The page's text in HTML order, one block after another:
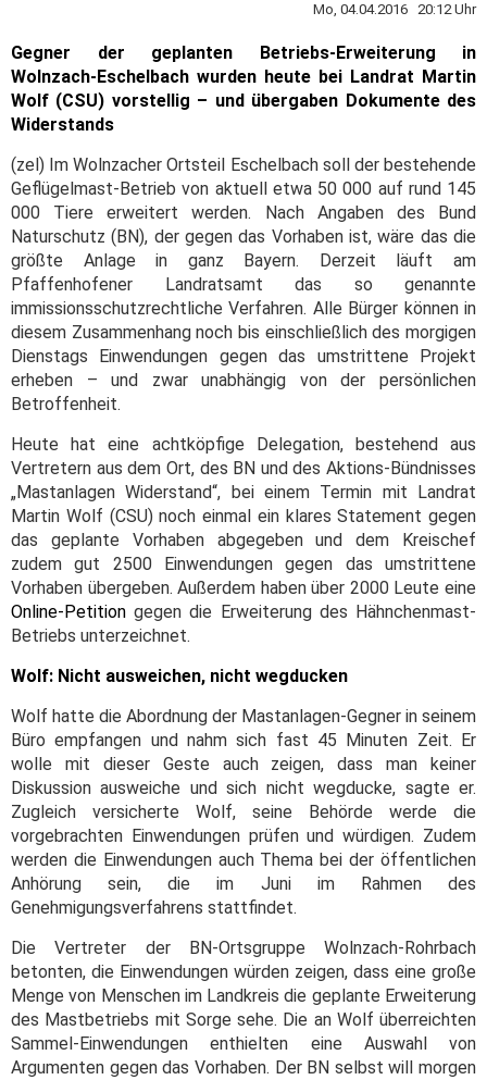
Mo, 04.04.2016 20:12 Uhr
Gegner der geplanten Betriebs-Erweiterung in
Wolnzach-Eschelbach wurden heute bei Landrat Martin
Wolf (CSU) vorstellig – und übergaben Dokumente des
Widerstands
(zel) Im Wolnzacher Ortsteil Eschelbach soll der bestehende
Geflügelmast-Betrieb von aktuell etwa 50 000 auf rund 145
000 Tiere erweitert werden. Nach Angaben des Bund
Naturschutz (BN), der gegen das Vorhaben ist, wäre das die
größte Anlage in ganz Bayern. Derzeit läuft am
Pfaffenhofener Landratsamt das so genannte
immissionsschutzrechtliche Verfahren. Alle Bürger können in
diesem Zusammenhang noch bis einschließlich des morgigen
Dienstags Einwendungen gegen das umstrittene Projekt
erheben – und zwar unabhängig von der persönlichen
Betroffenheit.
Heute hat eine achtköpfige Delegation, bestehend aus
Vertretern aus dem Ort, des BN und des Aktions-Bündnisses
„Mastanlagen Widerstand“, bei einem Termin mit Landrat
Martin Wolf (CSU) noch einmal ein klares Statement gegen
das geplante Vorhaben abgegeben und dem Kreischef
zudem gut 2500 Einwendungen gegen das umstrittene
Vorhaben übergeben. Außerdem haben über 2000 Leute eine
Online-Petition gegen die Erweiterung des Hähnchenmast-
Betriebs unterzeichnet.
Wolf: Nicht ausweichen, nicht wegducken
Wolf hatte die Abordnung der Mastanlagen-Gegner in seinem
Büro empfangen und nahm sich fast 45 Minuten Zeit. Er
wolle mit dieser Geste auch zeigen, dass man keiner
Diskussion ausweiche und sich nicht wegducke, sagte er.
Zugleich versicherte Wolf, seine Behörde werde die
vorgebrachten Einwendungen prüfen und würdigen. Zudem
werden die Einwendungen auch Thema bei der öffentlichen
Anhörung sein, die im Juni im Rahmen des
Genehmigungsverfahrens stattfindet.
Die Vertreter der BN-Ortsgruppe Wolnzach-Rohrbach
betonten, die Einwendungen würden zeigen, dass eine große
Menge von Menschen im Landkreis die geplante Erweiterung
des Mastbetriebs mit Sorge sehe. Die an Wolf überreichten
Sammel-Einwendungen enthielten eine Auswahl von
Argumenten gegen das Vorhaben. Der BN selbst will morgen